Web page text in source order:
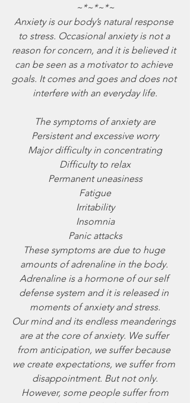
~*~*~*~
Anxiety is our body’s natural response
to stress. Occasional anxiety is not a
reason for concern, and it is believed it
can be seen as a motivator to achieve
goals. It comes and goes and does not
interfere with an everyday life.
The symptoms of anxiety are
Persistent and excessive worry
Major difficulty in concentrating
Difficulty to relax
Permanent uneasiness
Fatigue
Irritability
Insomnia
Panic attacks
These symptoms are due to huge
amounts of adrenaline in the body.
Adrenaline is a hormone of our self
defense system and it is released in
moments of anxiety and stress.
Our mind and its endless meanderings
are at the core of anxiety. We suffer
from anticipation, we suffer because
we create expectations, we suffer from
disappointment. But not only.